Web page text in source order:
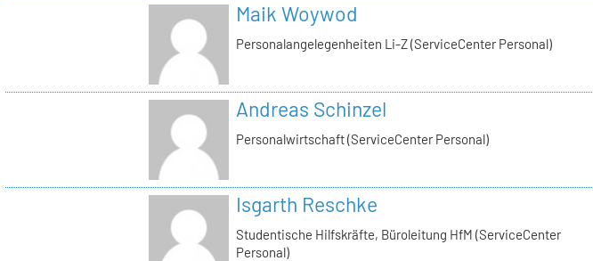
Maik Woywod
Personalangelegenheiten Li-Z (ServiceCenter Personal)
Andreas Schinzel
Personalwirtschaft (ServiceCenter Personal)
Isgarth Reschke
Studentische Hilfskräfte, Büroleitung HfM (ServiceCenter
Personal)